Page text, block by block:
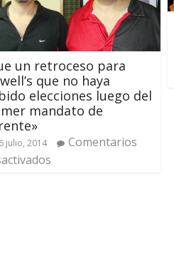
un retroceso para
que no haya
elecciones luego del
mandato de
julio, 2014
Comentarios